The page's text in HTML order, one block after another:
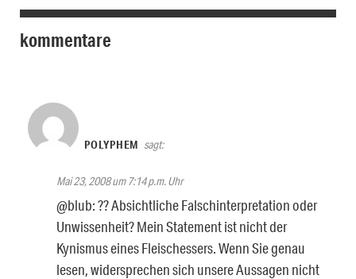
kommentare
POLYPHEM sagt:
Mai 23, 2008 um 7:14 p.m. Uhr
@blub: ?? Absichtliche Falschinterpretation oder
Unwissenheit? Mein Statement ist nicht der
Kynismus eines Fleischessers. Wenn Sie genau
lesen, widersprechen sich unsere Aussagen nicht